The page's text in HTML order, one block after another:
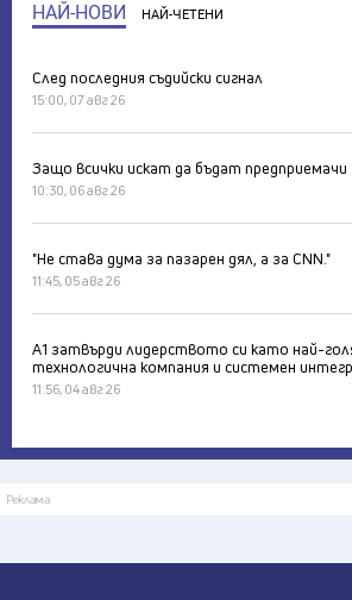
НАЙ-НОВИ НАЙ-ЧЕТЕНИ
След последния съдийски сигнал
15:00, 07 авг 26
Защо всички искат да бъдат предприемачи
10:30, 06 авг 26
"Не става дума за пазарен дял, а за CNN."
11:45, 05 авг 26
А1 затвърди лидерството си като най-
технологична компания и системен
11:56, 04 авг 26
Реклама